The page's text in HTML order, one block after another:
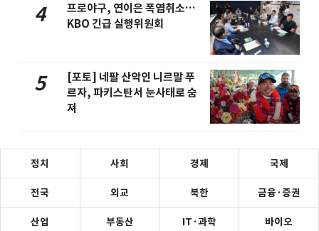
4
프로야구, 연이은 폭염취소…
KBO 긴급 실행위원회
5
[포토] 네팔 산악인 니르말 푸
르자, 파키스탄서 눈사태로 숨
져
정치 사회 경제 국제
전국 외교 북한 금융·증권
산업 부동산 IT·과학 바이오